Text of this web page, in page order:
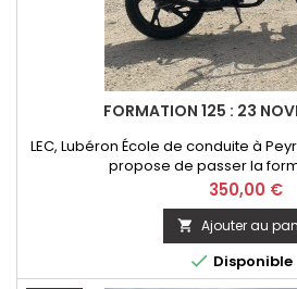
FORMATION 125 : 23
LEC, Lubéron École de conduite à
propose de passer la
Prix
350,00 €
 Ajouter au
 Disponible